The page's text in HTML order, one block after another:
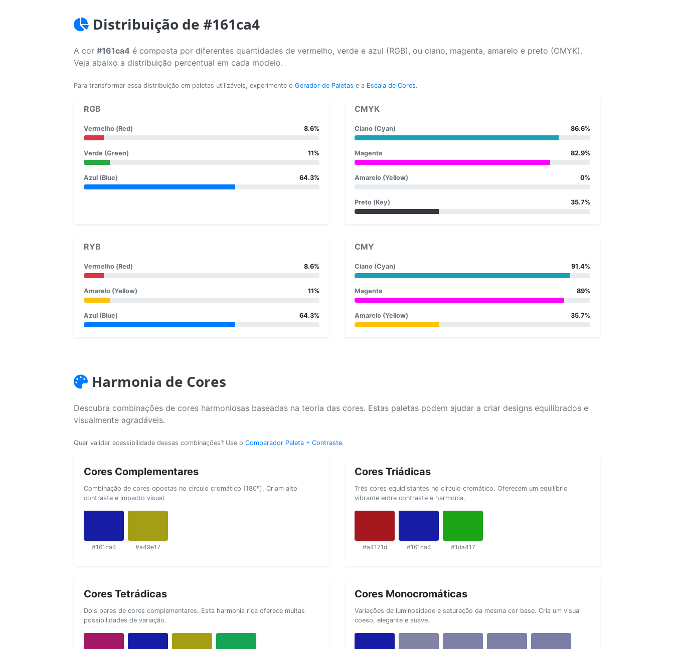
Distribuição de #161ca4
A cor #161ca4 é composta por diferentes quantidades de vermelho, verde e azul (RGB), ou ciano, magenta, amarelo e preto (CMYK).
Veja abaixo a distribuição percentual em cada modelo.
Para transformar essa distribuição em paletas utilizáveis, experimente o Gerador de Paletas e a Escala de Cores.
RGB
Vermelho (Red) 8.6%
Verde (Green) 11%
Azul (Blue) 64.3%
CMYK
Ciano (Cyan) 86.6%
Magenta 82.9%
Amarelo (Yellow) 0%
Preto (Key) 35.7%
RYB
Vermelho (Red) 8.6%
Amarelo (Yellow) 11%
Azul (Blue) 64.3%
CMY
Ciano (Cyan) 91.4%
Magenta 89%
Amarelo (Yellow) 35.7%
Harmonia de Cores
Descubra combinações de cores harmoniosas baseadas na teoria das cores. Estas paletas podem ajudar a criar designs equilibrados e
visualmente agradáveis.
Quer validar acessibilidade dessas combinações? Use o Comparador Paleta + Contraste.
Cores Complementares
Combinação de cores opostas no círculo cromático (180º). Criam alto
contraste e impacto visual.
#161ca4 #a49e17
Cores Triádicas
Três cores equidistantes no círculo cromático. Oferecem um equilíbrio
vibrante entre contraste e harmonia.
#a4171d #161ca4 #1da417
Cores Tetrádicas
Dois pares de cores complementares. Esta harmonia rica oferece muitas
possibilidades de variação.
Cores Monocromáticas
Variações de luminosidade e saturação da mesma cor base. Cria um visual
coeso, elegante e suave.